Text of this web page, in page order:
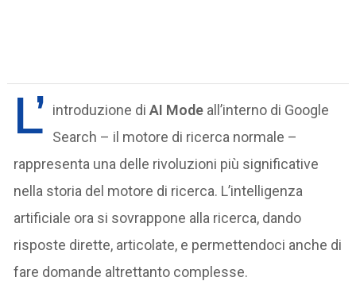
L’ introduzione diAI Mode all’interno di Google
Search – il motore di ricerca normale –
rappresenta una delle rivoluzioni più significative
nella storia del motore di ricerca. L’intelligenza
artificiale ora si sovrappone alla ricerca, dando
risposte dirette, articolate, e permettendoci anche di
fare domande altrettanto complesse.